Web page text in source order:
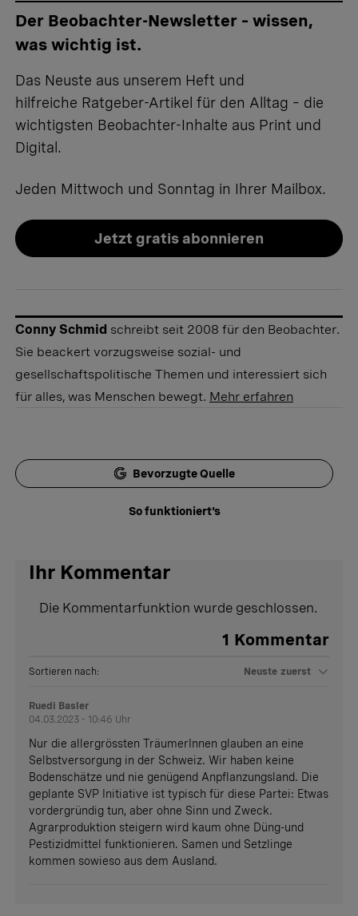
Der Beobachter-Newsletter – wissen,
was wichtig ist.
Das Neuste aus unserem Heft und
hilfreiche Ratgeber-Artikel für den Alltag – die
wichtigsten Beobachter-Inhalte aus Print und
Digital.
Jeden Mittwoch und Sonntag in Ihrer Mailbox.
Jetzt gratis abonnieren
Conny Schmid schreibt seit 2008 für den Beobachter.
Sie beackert vorzugsweise sozial- und
gesellschaftspolitische Themen und interessiert sich
für alles, was Menschen bewegt. Mehr erfahren
Bevorzugte Quelle
So funktioniert's
Ihr Kommentar
Die Kommentarfunktion wurde geschlossen.
1 Kommentar
Sortieren nach: Neuste zuerst
Ruedi Basler
04.03.2023 - 10:46 Uhr
Nur die allergrössten TräumerInnen glauben an eine
Selbstversorgung in der Schweiz. Wir haben keine
Bodenschätze und nie genügend Anpflanzungsland. Die
geplante SVP Initiative ist typisch für diese Partei: Etwas
vordergründig tun, aber ohne Sinn und Zweck.
Agrarproduktion steigern wird kaum ohne Düng-und
Pestizidmittel funktionieren. Samen und Setzlinge
kommen sowieso aus dem Ausland.